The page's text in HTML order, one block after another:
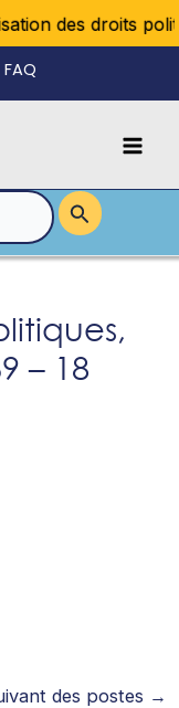
des droits
FAQ
– 18
des postes →